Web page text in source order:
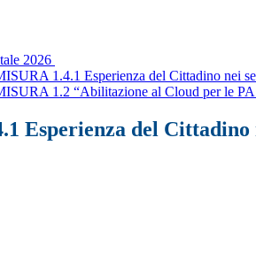
2026
1.4.1 Esperienza del Cittadino nei
1.2 “Abilitazione al Cloud per le
Esperienza del